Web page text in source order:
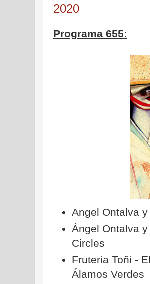
2020
Programa 655:
Angel Ontalva
Ángel Ontalva
Circles
Fruteria Toñi -
Álamos Verdes